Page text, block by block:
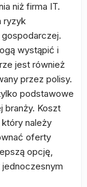
niż firma IT.
ryzyk
gospodarczej.
wystąpić i
jest również
przez polisy.
podstawowe
branży. Koszt
należy
oferty
opcję,